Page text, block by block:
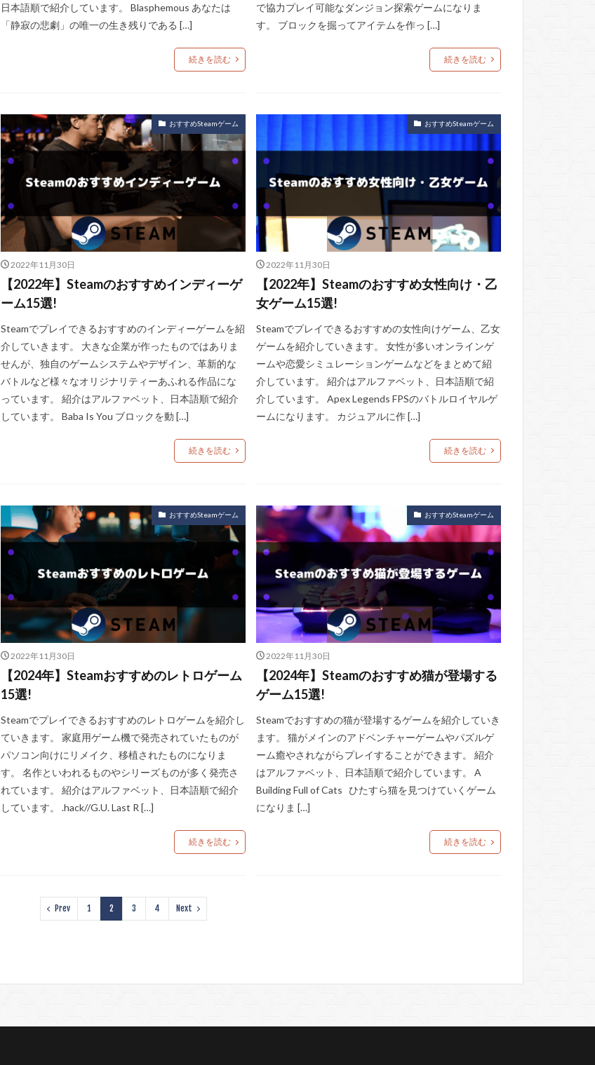
日本語順で紹介しています。 Blasphemous あなたは
「静寂の悲劇」の唯一の生き残りである […]
続きを読む
で協力プレイ可能なダンジョン探索ゲームになりま
す。 ブロックを掘ってアイテムを作っ […]
続きを読む
おすすめSteamゲーム
2022年11月30日
【2022年】Steamのおすすめインディーゲ
ーム15選!
Steamでプレイできるおすすめのインディーゲームを紹
介していきます。 大きな企業が作ったものではありま
せんが、独自のゲームシステムやデザイン、革新的な
バトルなど様々なオリジナリティーあふれる作品にな
っています。 紹介はアルファベット、日本語順で紹介
しています。 Baba Is You ブロックを動 […]
続きを読む
おすすめSteamゲーム
2022年11月30日
【2022年】Steamのおすすめ女性向け・乙
女ゲーム15選!
Steamでプレイできるおすすめの女性向けゲーム、乙女
ゲームを紹介していきます。 女性が多いオンラインゲ
ームや恋愛シミュレーションゲームなどをまとめて紹
介しています。 紹介はアルファベット、日本語順で紹
介しています。 Apex Legends FPSのバトルロイヤルゲ
ームになります。 カジュアルに作 […]
続きを読む
おすすめSteamゲーム
2022年11月30日
【2024年】Steamおすすめのレトロゲーム
15選!
Steamでプレイできるおすすめのレトロゲームを紹介し
ていきます。 家庭用ゲーム機で発売されていたものが
パソコン向けにリメイク、移植されたものになりま
す。 名作といわれるものやシリーズものが多く発売さ
れています。 紹介はアルファベット、日本語順で紹介
しています。 .hack//G.U. Last R […]
続きを読む
おすすめSteamゲーム
2022年11月30日
【2024年】Steamのおすすめ猫が登場する
ゲーム15選!
Steamでおすすめの猫が登場するゲームを紹介していき
ます。 猫がメインのアドベンチャーゲームやパズルゲ
ーム癒やされながらプレイすることができます。 紹介
はアルファベット、日本語順で紹介しています。 A
Building Full of Cats ひたすら猫を見つけていくゲーム
になりま […]
続きを読む
Prev 1 2 3 4 Next